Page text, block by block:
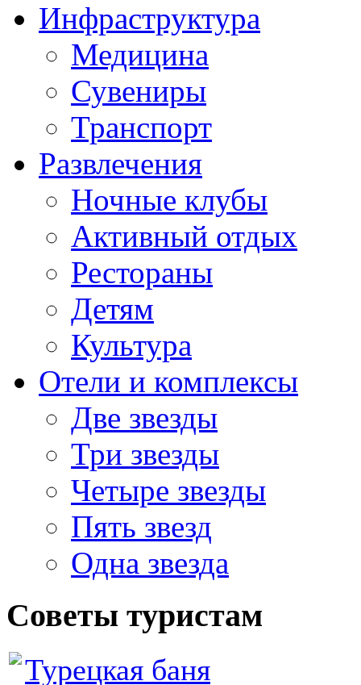
Инфраструктура
Медицина
Сувениры
Транспорт
Развлечения
Ночные клубы
Активный отдых
Рестораны
Детям
Культура
Отели и комплексы
Две звезды
Три звезды
Четыре звезды
Пять звезд
Одна звезда
Советы туристам
Турецкая баня